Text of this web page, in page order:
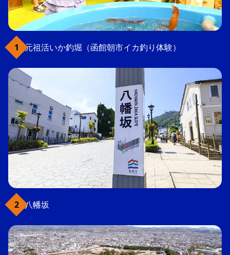
元祖活いか釣堀（函館朝市イカ釣り体験）
八幡坂